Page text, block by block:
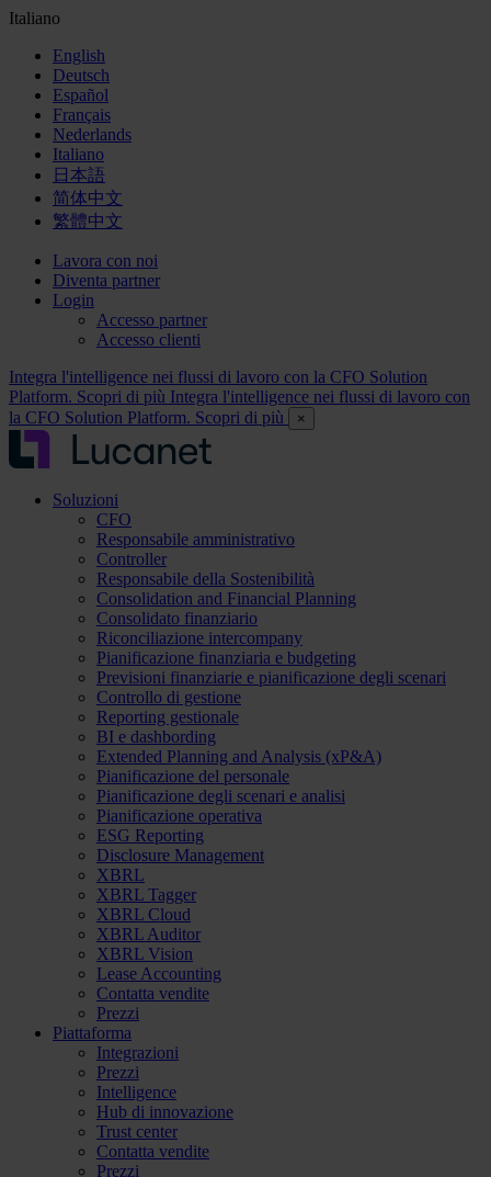
Italiano
English
Deutsch
Español
Français
Nederlands
Italiano
日本語
简体中文
繁體中文
Lavora con noi
Diventa partner
Login
Accesso partner
Accesso clienti
Integra l'intelligence nei flussi di lavoro con la CFO Solution
Platform. Scopri di più Integra l'intelligence nei flussi di lavoro con
la CFO Solution Platform. Scopri di più
×
Soluzioni
CFO
Responsabile amministrativo
Controller
Responsabile della Sostenibilità
Consolidation and Financial Planning
Consolidato finanziario
Riconciliazione intercompany
Pianificazione finanziaria e budgeting
Previsioni finanziarie e pianificazione degli scenari
Controllo di gestione
Reporting gestionale
BI e dashbording
Extended Planning and Analysis (xP&A)
Pianificazione del personale
Pianificazione degli scenari e analisi
Pianificazione operativa
ESG Reporting
Disclosure Management
XBRL
XBRL Tagger
XBRL Cloud
XBRL Auditor
XBRL Vision
Lease Accounting
Contatta vendite
Prezzi
Piattaforma
Integrazioni
Prezzi
Intelligence
Hub di innovazione
Trust center
Contatta vendite
Prezzi